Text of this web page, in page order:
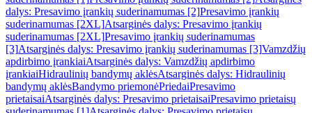
dalys: Presavimo įrankių suderinamumas [2]Presavimo įrankių
suderinamumas [2XL]Atsarginės dalys: Presavimo įrankių
suderinamumas [2XL]Presavimo įrankių suderinamumas
[3]Atsarginės dalys: Presavimo įrankių suderinamumas [3]Vamzdžių
apdirbimo įrankiaiAtsarginės dalys: Vamzdžių apdirbimo
įrankiaiHidraulinių bandymų aklėsAtsarginės dalys: Hidraulinių
bandymų aklėsBandymo priemonėPriedaiPresavimo
prietaisaiAtsarginės dalys: Presavimo prietaisaiPresavimo prietaisų